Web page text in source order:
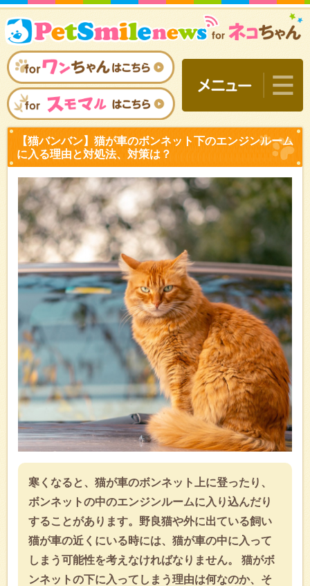
【猫バンバン】猫が車のボ
に入る理由と対処法、対策
寒くなると、猫が車のボンネット上に登ったり、
ボンネットの中のエンジンルームに入り込んだり
することがあります。野良猫や外に出ている飼い
猫が車の近くにいる時には、猫が車の中に入って
しまう可能性を考えなければなりません。 猫がボ
ンネットの下に入ってしまう理由は何なのか、そ